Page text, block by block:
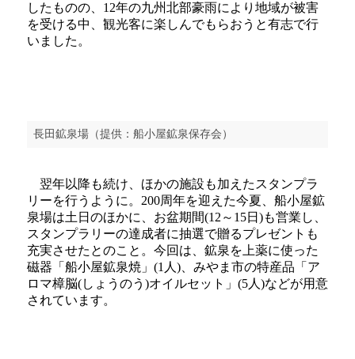
したものの、12年の九州北部豪雨により地域が被害
を受ける中、観光客に楽しんでもらおうと有志で行
いました。
長田鉱泉場（提供：船小屋鉱泉保存会）
翌年以降も続け、ほかの施設も加えたスタンプラ
リーを行うように。200周年を迎えた今夏、船小屋鉱
泉場は土日のほかに、お盆期間(12～15日)も営業し、
スタンプラリーの達成者に抽選で贈るプレゼントも
充実させたとのこと。今回は、鉱泉を上薬に使った
磁器「船小屋鉱泉焼」(1人)、みやま市の特産品「ア
ロマ樟脳(しょうのう)オイルセット」(5人)などが用意
されています。